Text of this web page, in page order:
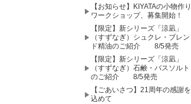
【お知らせ】KIYATAの小物作り
ワークショップ、募集開始！
【限定】新シリーズ「涼凪」
（すずなぎ）シュクレ・ブレン
ド精油のご紹介 8/5発売
【限定】新シリーズ「涼凪」
（すずなぎ）石鹸・バスソルト
のご紹介 8/5発売
【ごあいさつ】21周年の感謝を
込めて